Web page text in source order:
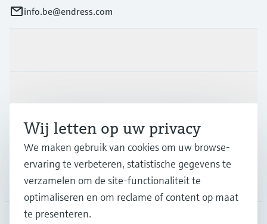
info.be@endress.com
Support
Bedrijf
Wij letten op uw privacy
We maken gebruik van cookies om uw browse-
ervaring te verbeteren, statistische gegevens te
verzamelen om de site-functionaliteit te
optimaliseren en om reclame of content op maat
te presenteren.